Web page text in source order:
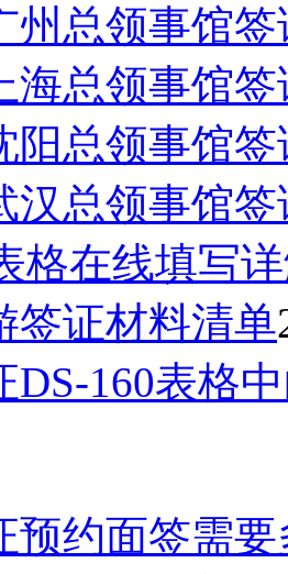
州总领事馆
海总领事馆
阳总领事馆
汉总领事馆
格在线填写
签证材料清单
DS-160表格中
预约面签需